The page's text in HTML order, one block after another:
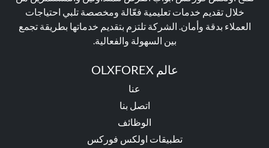
خلال تقديم خدمات تعليمية فعّالة ومخصصة تلبي احتياجات
العملاء بدقة وأمان. الشركة تلتزم بتقديم خدماتها بطريقة تجمع
بين السهولة والفعالية.
عالم OLXFOREX
عنا
اتصل بنا
الوظائف
تطبيقات اولكس فوركس